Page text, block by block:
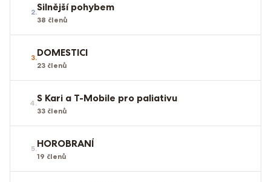
2.Silnější pohybem
38 členů
3.DOMESTICI
23 členů
4.S Kari a T-Mobile pro paliativu
33 členů
5.HOROBRANÍ
19 členů